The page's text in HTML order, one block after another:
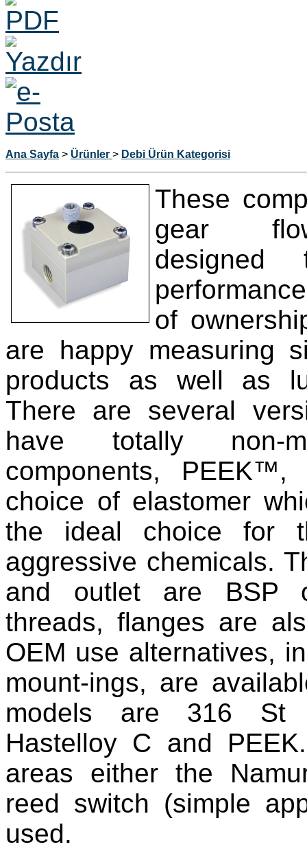
Ana Sayfa > Ürünler > Debi Ürün Kategorisi
These
gear
of
are happy measuring
products as well as
There are several
have totally non-
components,
choice of elastomer
the ideal choice for
aggressive chemicals.
and outlet are BSP
threads, flanges are
OEM use alternatives,
mount-ings, are
models are 316 St
Hastelloy C and
areas either the
reed switch (simple
used.
Oil Flow